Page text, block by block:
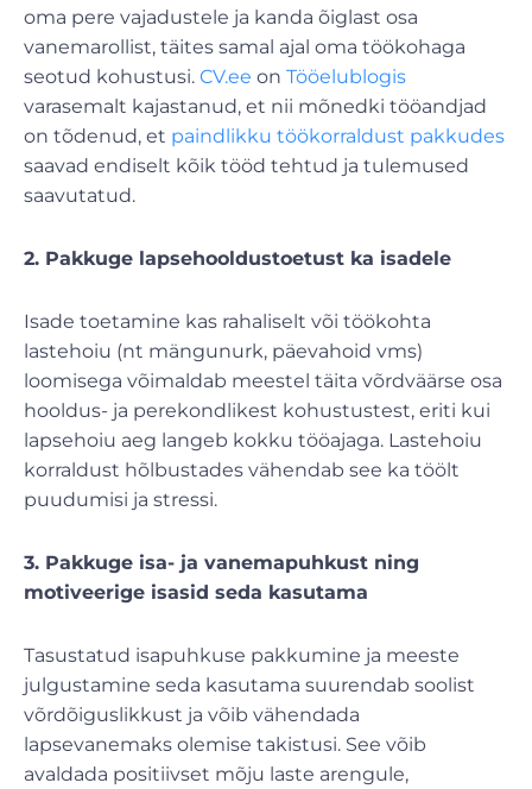
oma pere vajadustele ja kanda õiglast osa
vanemarollist, täites samal ajal oma töökohaga
seotud kohustusi. CV.ee on Tööelublogis
varasemalt kajastanud, et nii mõnedki tööandjad
on tõdenud, et paindlikku töökorraldust pakkudes
saavad endiselt kõik tööd tehtud ja tulemused
saavutatud.
2. Pakkuge lapsehooldustoetust ka isadele
Isade toetamine kas rahaliselt või töökohta
lastehoiu (nt mängunurk, päevahoid vms)
loomisega võimaldab meestel täita võrdväärse osa
hooldus- ja perekondlikest kohustustest, eriti kui
lapsehoiu aeg langeb kokku tööajaga. Lastehoiu
korraldust hõlbustades vähendab see ka töölt
puudumisi ja stressi.
3. Pakkuge isa- ja vanemapuhkust ning
motiveerige isasid seda kasutama
Tasustatud isapuhkuse pakkumine ja meeste
julgustamine seda kasutama suurendab soolist
võrdõiguslikkust ja võib vähendada
lapsevanemaks olemise takistusi. See võib
avaldada positiivset mõju laste arengule,